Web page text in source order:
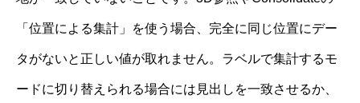
「位置による集計」を使う場合、完全に同じ位置にデー
タがないと正しい値が取れません。ラベルで集計するモ
ードに切り替えられる場合には見出しを一致させるか、